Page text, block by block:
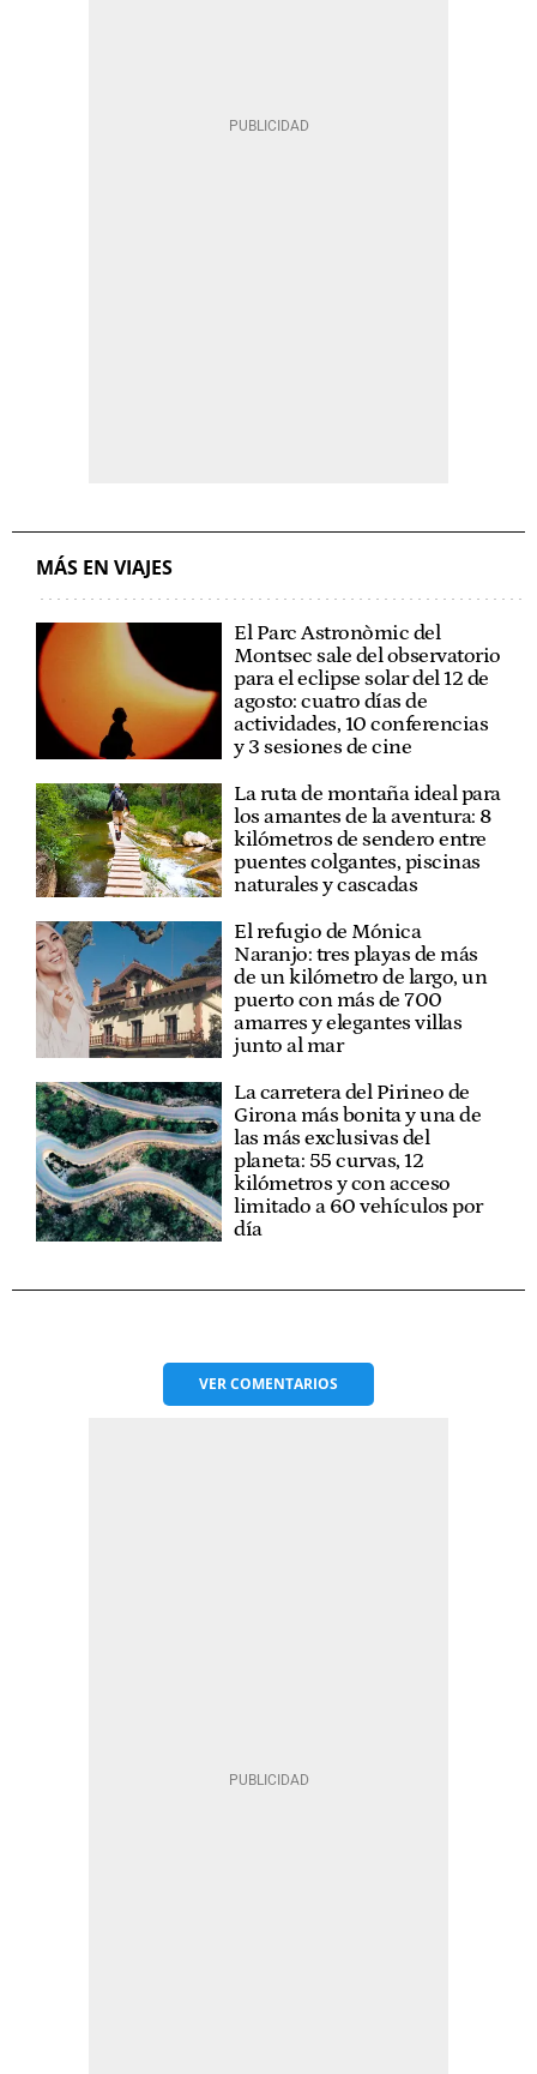
MÁS EN VIAJES
El Parc Astronòmic del
Montsec sale del observatorio
para el eclipse solar del 12 de
agosto: cuatro días de
actividades, 10 conferencias
y 3 sesiones de cine
La ruta de montaña ideal para
los amantes de la aventura: 8
kilómetros de sendero entre
puentes colgantes, piscinas
naturales y cascadas
El refugio de Mónica
Naranjo: tres playas de más
de un kilómetro de largo, un
puerto con más de 700
amarres y elegantes villas
junto al mar
La carretera del Pirineo de
Girona más bonita y una de
las más exclusivas del
planeta: 55 curvas, 12
kilómetros y con acceso
limitado a 60 vehículos por
día
VERCOMENTARIOS